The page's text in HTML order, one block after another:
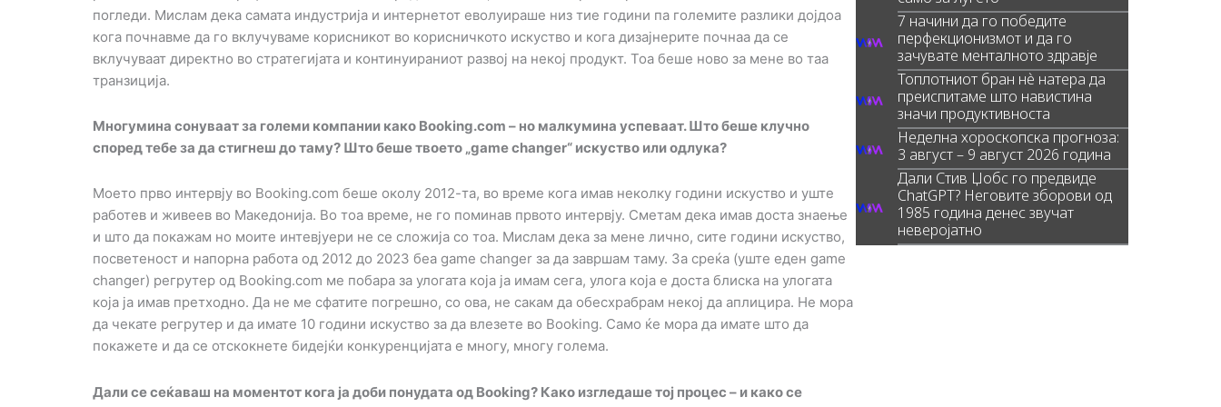
погледи. Мислам дека самата индустрија и интернетот еволуираше низ тие години па големите разлики дојдоа
кога почнавме да го вклучуваме корисникот во корисничкото искуство и кога дизајнерите почнаа да се
вклучуваат директно во стратегијата и континуираниот развој на некој продукт. Тоа беше ново за мене во таа
транзиција.
Многумина сонуваат за големи компании како Booking.com – но малкумина успеваат. Што беше клучно
според тебе за да стигнеш до таму? Што беше твоето „game changer“ искуство или одлука?
Моето прво интервју во Booking.com беше околу 2012-та, во време кога имав неколку години искуство и уште
работев и живеев во Македонија. Во тоа време, не го поминав првото интервју. Сметам дека имав доста знаење
и што да покажам но моите интевјуери не се сложија со тоа. Мислам дека за мене лично, сите години искуство,
посветеност и напорна работа од 2012 до 2023 беа game changer за да завршам таму. За среќа (уште еден game
changer) регрутер од Booking.com ме побара за улогата која ја имам сега, улога која е доста блиска на улогата
која ја имав претходно. Да не ме сфатите погрешно, со ова, не сакам да обесхрабрам некој да аплицира. Не мора
да чекате регрутер и да имате 10 години искуство за да влезете во Booking. Само ќе мора да имате што да
покажете и да се отскокнете бидејќи конкуренцијата е многу, многу голема.
Дали се сеќаваш на моментот кога ја доби понудата од Booking? Како изгледаше тој процес – и како се
7 начини да го победите
перфекционизмот и да го
зачувате менталното здравје
Топлотниот бран нè натера да
преиспитаме што навистина
значи продуктивноста
Неделна хороскопска прогноза:
3 август – 9 август 2026 година
Дали Стив Џобс го предвиде
ChatGPT? Неговите зборови од
1985 година денес звучат
неверојатно